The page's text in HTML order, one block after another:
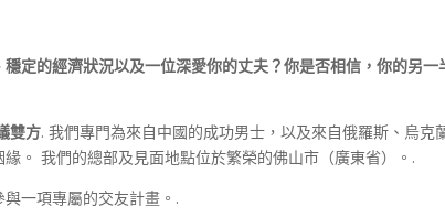
定的經濟狀況以及一位深愛你的丈夫？你是否相信，你的另一
雙方. 我們專門為來自中國的成功男士，以及來自俄羅斯、烏克
。 我們的總部及見面地點位於繁榮的佛山市（廣東省）。.
一項專屬的交友計畫。.